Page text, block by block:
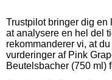
Trustpilot bringer dig
at analysere en hel del
rekommanderer vi, at
vurderinger af Pink
Beutelsbacher (750 ml)